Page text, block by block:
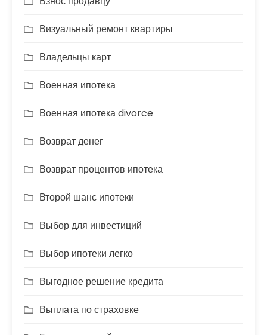
Визуальный ремонт квартиры
Владельцы карт
Военная ипотека
Военная ипотека divorce
Возврат денег
Возврат процентов ипотека
Второй шанс ипотеки
Выбор для инвестиций
Выбор ипотеки легко
Выгодное решение кредита
Выплата по страховке